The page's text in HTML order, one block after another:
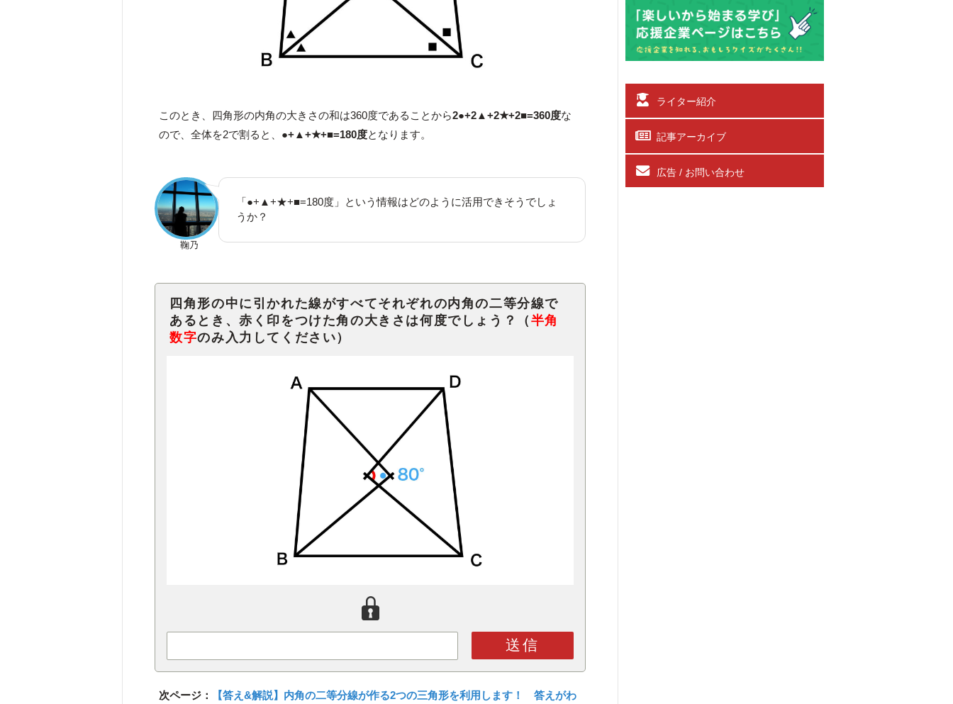
このとき、四角形の内角の大きさの和は360度であることから2●+2▲+2★+2■=360度な
ので、全体を2で割ると、 ●+▲+★+■=180度となります。
鞠乃
「●+▲+★+■=180度」という情報はどのように活用できそうでしょ
うか？
四角形の中に引かれた線がすべてそれぞれの内角の二等分線で
あるとき、赤く印をつけた角の大きさは何度でしょう？（ 半角
数字のみ入力してください）
送信
次ページ：
【答え&解説】内角の二等分線が作る2つの三角形を利用します！ 答えがわ
ライター紹介
記事アーカイブ
広告 / お問い合わせ